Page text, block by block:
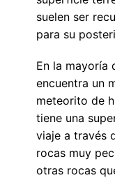
suelen ser
para su
En la mayoría
encuentra un
meteorito de
tiene una
viaje a través
rocas muy
otras rocas